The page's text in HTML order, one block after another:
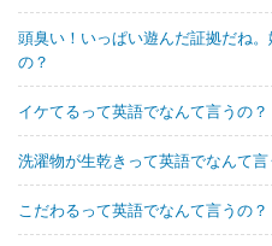
頭臭い！いっぱい遊んだ証拠だね
の？
イケてるって英語でなんて言うの？
洗濯物が生乾きって英語でなんて言
こだわるって英語でなんて言うの？